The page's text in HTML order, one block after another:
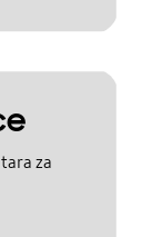
za